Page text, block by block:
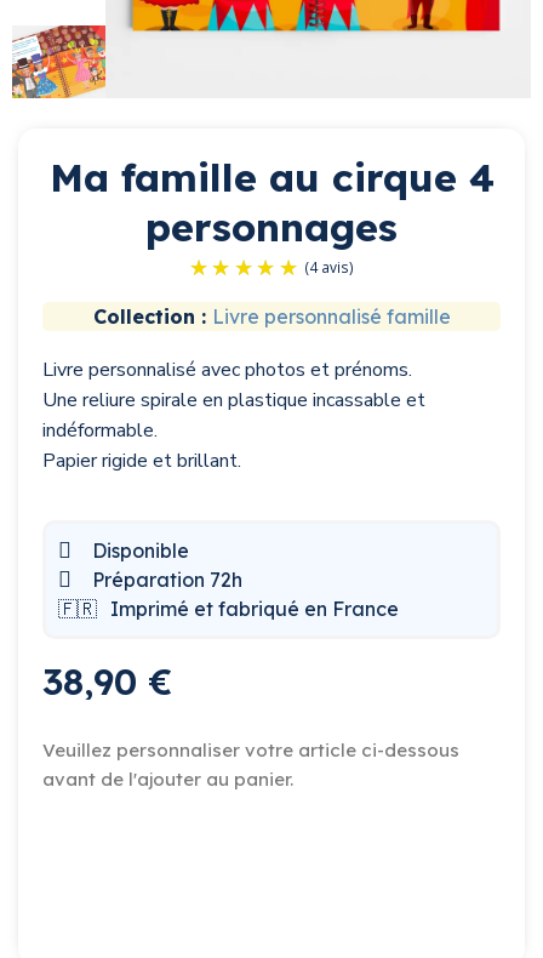
Ma famille au cirque 4
personnages
(4 avis)
Collection : Livre personnalisé famille
Livre personnalisé avec photos et prénoms.
Une reliure spirale en plastique incassable et
indéformable.
Papier rigide et brillant.
Disponible
Préparation 72h
🇫🇷 Imprimé et fabriqué en France
38,90 €
Veuillez personnaliser votre article ci-dessous
avant de l'ajouter au panier.